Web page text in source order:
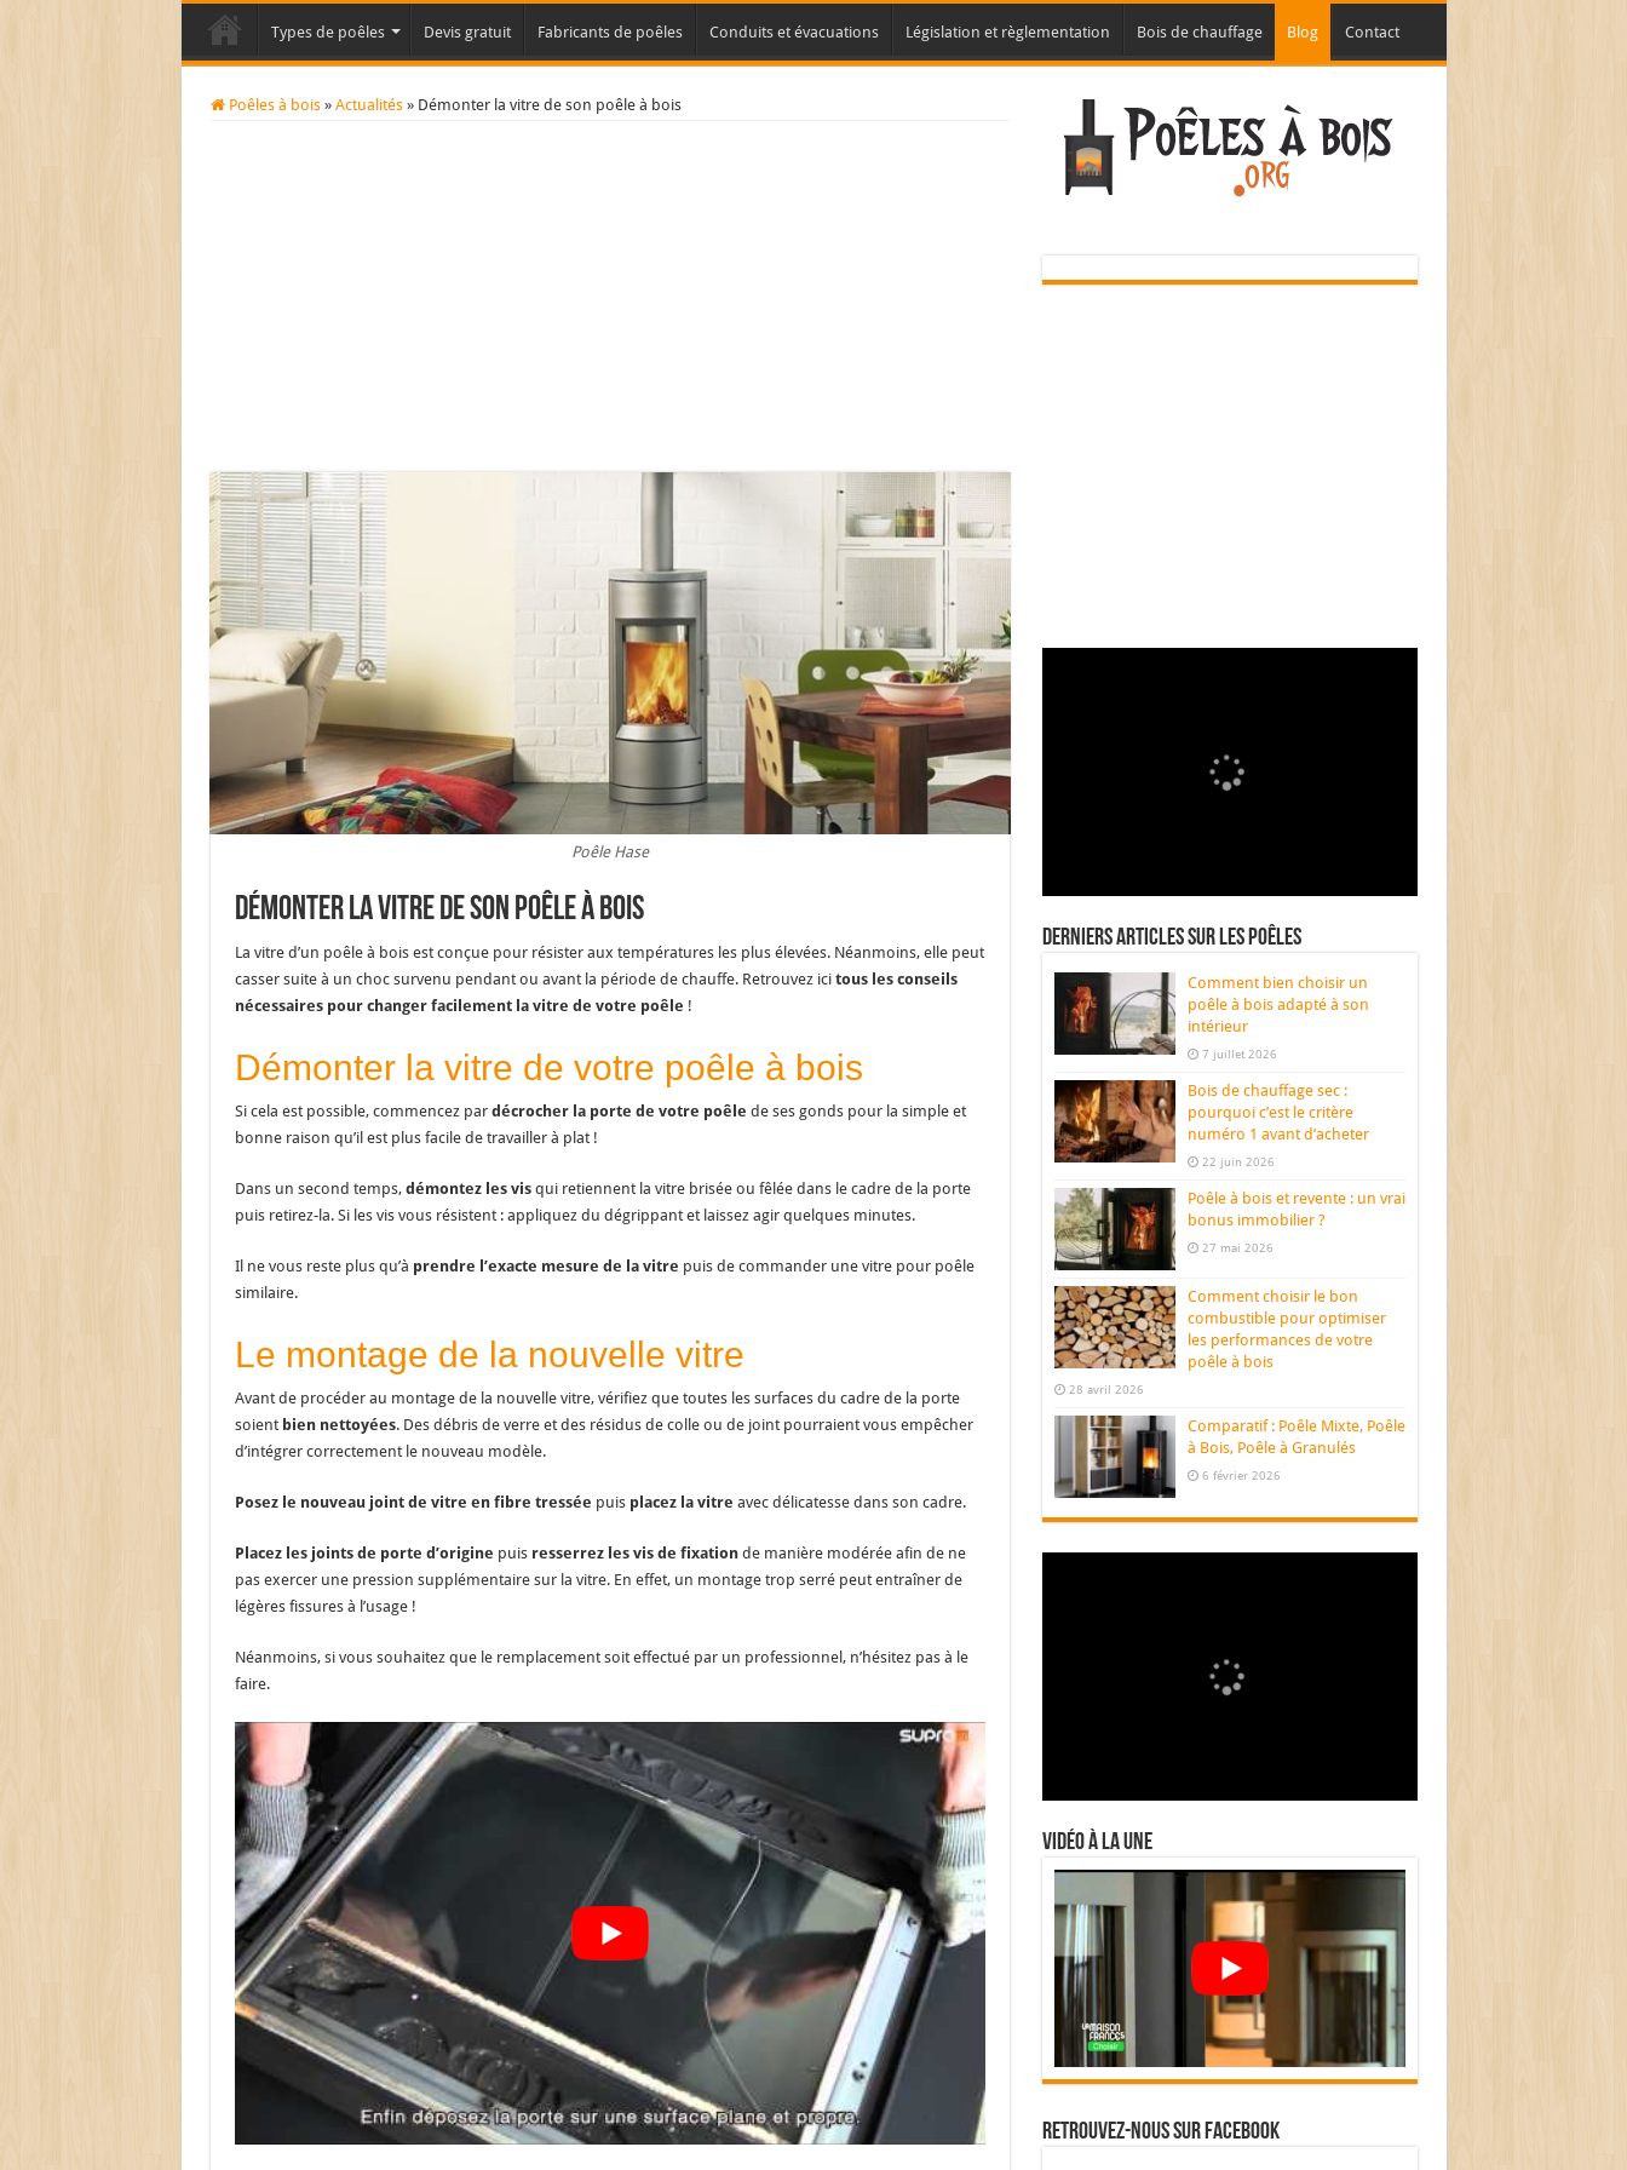
Types de poêles Devis gratuit Fabricants de poêles Conduits et évacuations Législation et règlementation Bois de chauffage Blog Contact
Poêles à bois » Actualités » Démonter la vitre de son poêle à bois
Poêle Hase
Démonter la vitre de son poêle à bois
La vitre d’un poêle à bois est conçue pour résister aux températures les plus élevées. Néanmoins, elle peut
casser suite à un choc survenu pendant ou avant la période de chauffe. Retrouvez ici tous les conseils
nécessaires pour changer facilement la vitre de votre poêle !
Démonter la vitre de votre poêle à bois
Si cela est possible, commencez par décrocher la porte de votre poêle de ses gonds pour la simple et
bonne raison qu’il est plus facile de travailler à plat !
Dans un second temps, démontez les visqui retiennent la vitre brisée ou fêlée dans le cadre de la porte
puis retirez-la. Si les vis vous résistent : appliquez du dégrippant et laissez agir quelques minutes.
Il ne vous reste plus qu’à prendre l’exacte mesure de la vitre puis de commander une vitre pour poêle
similaire.
Le montage de la nouvelle vitre
Avant de procéder au montage de la nouvelle vitre, vérifiez que toutes les surfaces du cadre de la porte
soient bien nettoyées. Des débris de verre et des résidus de colle ou de joint pourraient vous empêcher
d’intégrer correctement le nouveau modèle.
Posez le nouveau joint de vitre en fibre tressée puis placez la vitre avec délicatesse dans son cadre.
Placez les joints de porte d’origine puis resserrez les vis de fixationde manière modérée afin de ne
pas exercer une pression supplémentaire sur la vitre. En effet, un montage trop serré peut entraîner de
légères fissures à l’usage !
Néanmoins, si vous souhaitez que le remplacement soit effectué par un professionnel, n’hésitez pas à le
faire.
Derniers articles sur les poêles
Comment bien choisir un
poêle à bois adapté à son
intérieur
7 juillet 2026
Bois de chauffage sec :
pourquoi c’est le critère
numéro 1 avant d’acheter
22 juin 2026
Poêle à bois et revente : un vrai
bonus immobilier ?
27 mai 2026
Comment choisir le bon
combustible pour optimiser
les performances de votre
poêle à bois
28 avril 2026
Comparatif : Poêle Mixte, Poêle
à Bois, Poêle à Granulés
6 février 2026
Vidéo à la Une
Retrouvez-nous sur Facebook